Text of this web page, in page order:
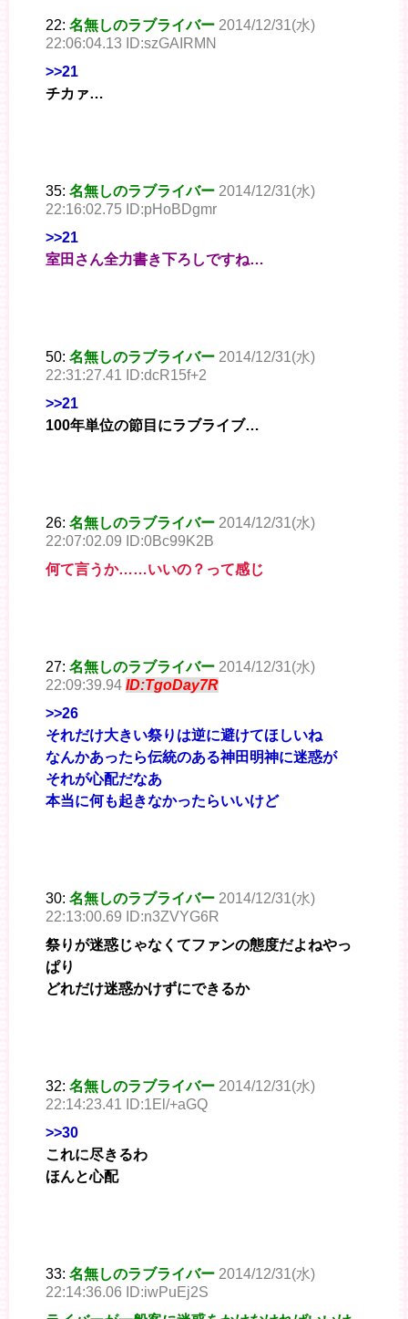
22: 名無しのラブライバー 2014/12/31(水)
22:06:04.13 ID:szGAIRMN
>>21
チカァ…
35: 名無しのラブライバー 2014/12/31(水)
22:16:02.75 ID:pHoBDgmr
>>21
室田さん全力書き下ろしですね…
50: 名無しのラブライバー 2014/12/31(水)
22:31:27.41 ID:dcR15f+2
>>21
100年単位の節目にラブライブ…
26: 名無しのラブライバー 2014/12/31(水)
22:07:02.09 ID:0Bc99K2B
何て言うか……いいの？って感じ
27: 名無しのラブライバー 2014/12/31(水)
22:09:39.94 ID:TgoDay7R
>>26
それだけ大きい祭りは逆に避けてほしいね
なんかあったら伝統のある神田明神に迷惑が
それが心配だなあ
本当に何も起きなかったらいいけど
30: 名無しのラブライバー 2014/12/31(水)
22:13:00.69 ID:n3ZVYG6R
祭りが迷惑じゃなくてファンの態度だよねやっ
ぱり
どれだけ迷惑かけずにできるか
32: 名無しのラブライバー 2014/12/31(水)
22:14:23.41 ID:1El/+aGQ
>>30
これに尽きるわ
ほんと心配
33: 名無しのラブライバー 2014/12/31(水)
22:14:36.06 ID:iwPuEj2S